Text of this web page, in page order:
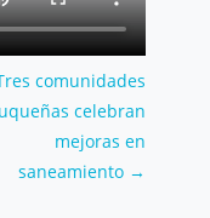
comunidades
celebran
mejoras en
saneamiento →